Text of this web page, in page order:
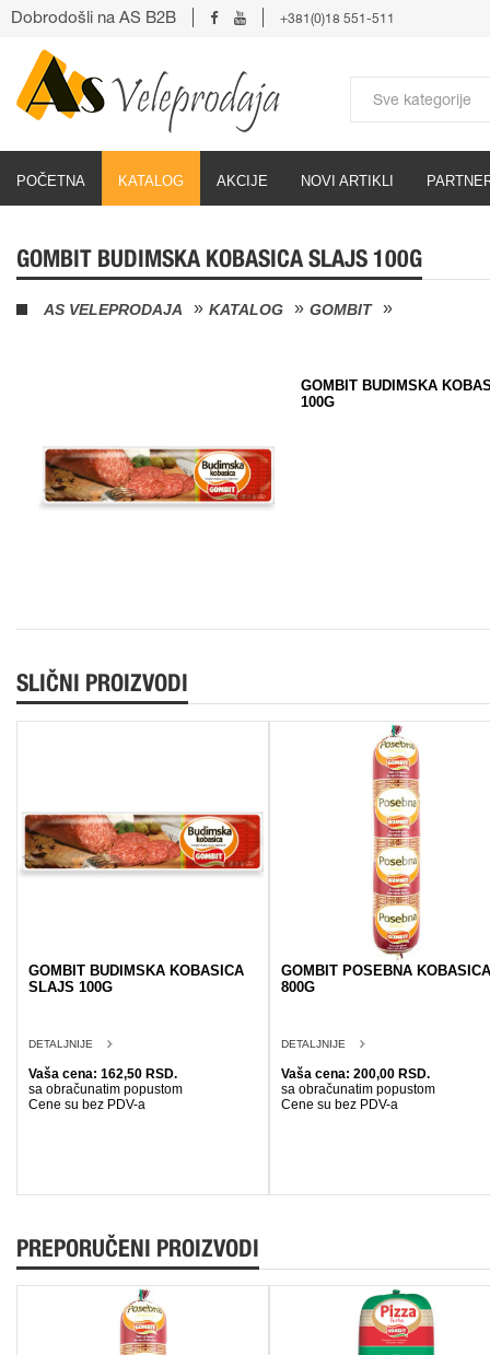
POČETNA KATALOG AKCIJE NOVI ARTIKLI
Dobrodošli na AS B2B +381(0)18 551-511
GOMBIT BUDIMSKA KOBASICA SLAJS 100G
AS VELEPRODAJA KATALOG GOMBIT
GOMBIT BUDIMSKA
100G
SLIČNI PROIZVODI
GOMBIT BUDIMSKA KOBASICA
SLAJS 100G
DETALJNIJE
Vaša cena: 162,50 RSD.
sa obračunatim popustom
Cene su bez PDV-a
GOMBIT POSEBNA KOBASICA
800G
DETALJNIJE
Vaša cena: 200,00 RSD.
sa obračunatim popustom
Cene su bez PDV-a
PREPORUČENI PROIZVODI